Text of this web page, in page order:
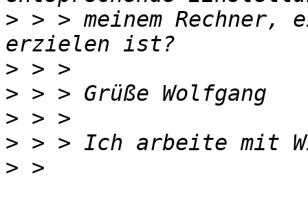
> > > meinem Rechner,
>
>
>
>
>